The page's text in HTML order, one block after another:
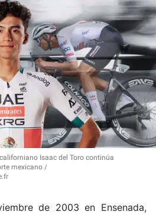
Isaac del Toro continúa
mexicano
de 2003 en Ensenada,